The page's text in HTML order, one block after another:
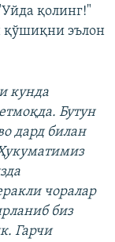
қолинг!"
қўшиқни эълон
кунда
Бутун
дард билан
чоралар
биз
Гарчи